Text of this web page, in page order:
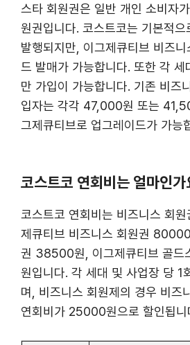
스타 회원권은 일반 개인 소비자
원권입니다. 코스트코는 기본적
발행되지만, 이그제큐티브 비즈
드 발매가 가능합니다. 또한 각 세
만 가입이 가능합니다. 기존 비즈
입자는 각각 47,000원 또는
그제큐티브로 업그레이드가 가능
코스트코 연회비는 얼마인
코스트코 연회비는 비즈니스 회
제큐티브 비즈니스 회원권
권 38500원, 이그제큐티브 골
원입니다. 각 세대 및 사업장 당 1
며, 비즈니스 회원제의 경우 비즈
연회비가 25000원으로 할인됩니